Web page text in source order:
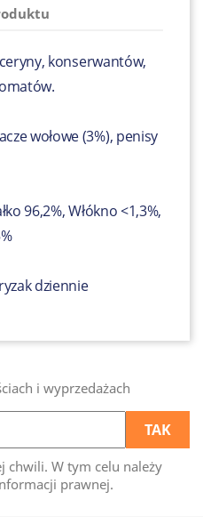
konserwantów,
wołowe (3%), penisy
96,2%, Włókno <1,3%,
dziennie
i wyprzedażach
chwili. W tym celu należy
prawnej.